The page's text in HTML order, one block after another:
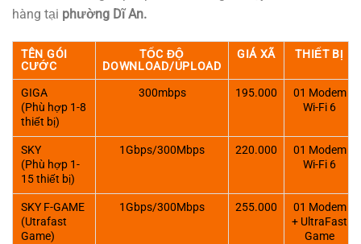
hàng tại phường Dĩ An.
TÊN GÓI
CƯỚC
TỐC ĐỘ
DOWNLOAD/UPLOAD
GIÁ XÃ THIẾT BỊ
GIGA
(Phù hợp 1-8
thiết bị)
300mbps 195.000
01 Modem
Wi-Fi 6
SKY
(Phù hợp 1-
15 thiết bị)
1Gbps/300Mbps 220.000
01 Modem
Wi-Fi 6
SKY F-GAME
(Utrafast
Game)
1Gbps/300Mbps 255.000
01 Modem
+ UltraFast
Game